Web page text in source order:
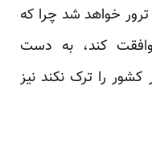
خواهد شد چرا که
کند، به دست
را ترک نکند نیز